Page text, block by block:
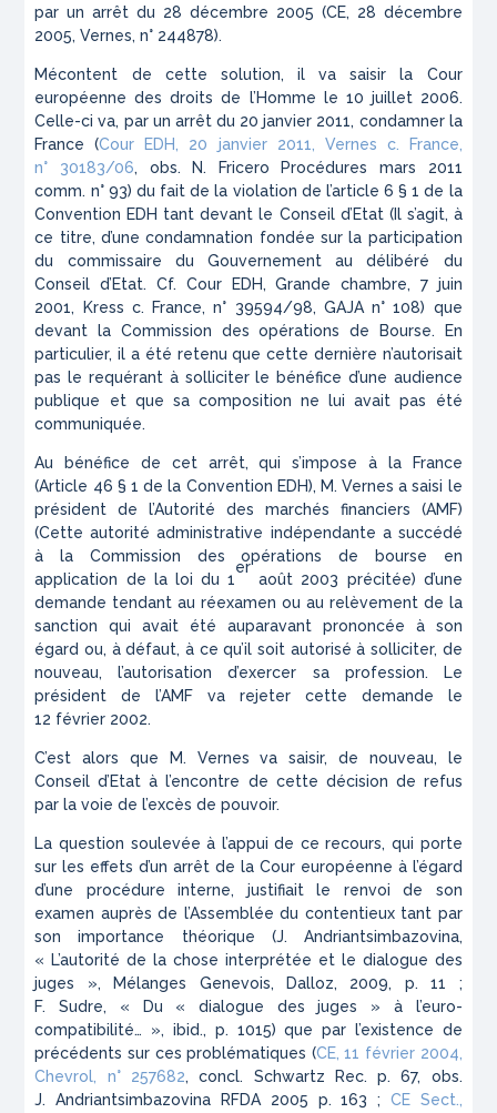
par un arrêt du 28 décembre 2005 (CE, 28 décembre
2005,Vernes, n° 244878).
Mécontent de cette solution, il va saisir la Cour
européenne des droits de l’Homme le 10 juillet 2006.
Celle-ci va, par un arrêt du 20 janvier 2011, condamner la
France (Cour EDH, 20 janvier 2011, Vernes c. France
n° 30183/06, obs. N. Fricero Procédures mars 2011
comm. n° 93) du fait de la violation de l’article 6 § 1 de la
Convention EDH tant devant le Conseil d’Etat (Il s’agit, à
ce titre, d’une condamnation fondée sur la participation
du commissaire du Gouvernement au délibéré du
Conseil d’Etat. Cf. Cour EDH, Grande chambre, 7 juin
2001,
Kress c. France, n° 39594/98, GAJAn° 108) que
devant la Commission des opérations de Bourse. En
particulier, il a été retenu que cette dernière n’autorisait
pas le requérant à solliciter le bénéfice d’une audience
publique et que sa composition ne lui avait pas été
communiquée.
Au bénéfice de cet arrêt, qui s’impose à la France
(Article 46 § 1 de la Convention EDH), M. Vernes a saisi le
président de l’Autorité des marchés financiers (AMF)
(Cette autorité administrative indépendante a succédé
à la Commission des opérations de bourse en
application de la loi du 1
er
août 2003 précitée) d’une
demande tendant au réexamen ou au relèvement de la
sanction qui avait été auparavant prononcée à son
égard ou, à défaut, à ce qu’il soit autorisé à solliciter, de
nouveau, l’autorisation d’exercer sa profession. Le
président de l’AMF va rejeter cette demande le
12 février 2002.
C’est alors que M. Vernes va saisir, de nouveau, le
Conseil d’Etat à l’encontre de cette décision de refus
par la voie de l’excès de pouvoir.
La question soulevée à l’appui de ce recours, qui porte
sur les effets d’un arrêt de la Cour européenne à l’égard
d’une procédure interne, justifiait le renvoi de son
examen auprès de l’Assemblée du contentieux tant par
son importance théorique (J. Andriantsimbazovina,
« L’autorité de la chose interprétée et le dialogue des
juges »,
Mélanges Genevois, Dalloz, 2009, p. 11 ;
F. Sudre, « Du « dialogue des juges » à l’euro-
compatibilité… », ibid., p. 1015) que par l’existence de
précédents sur ces problématiques (CE, 11 février 2004,
Chevrol , n° 257682, concl. Schwartz Rec. p. 67, obs.
J. Andriantsimbazovina
RFDA2005 p. 163 ; CE Sect.,